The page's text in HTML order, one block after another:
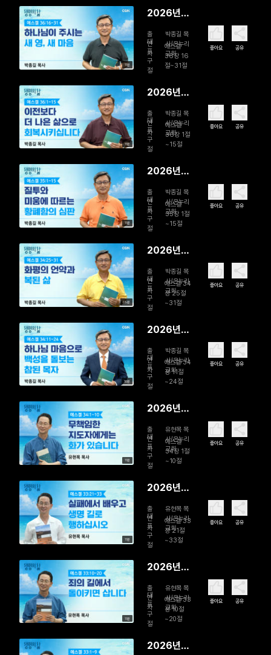
은혜
11분
2026년
일 하나님
이 주시는
새 영, 새 마
음
출
연
자
박종길 목
사/온누리
교회
대
표
구
절
에스겔
36장 16
절~31절
좋아요 공유
11분
2026년
일 이전보
다 더 나은
삶으로 회
복시킵니다
출
연
자
박종길 목
사/온누리
교회
대
표
구
절
에스겔
36장 1절
~15절
좋아요 공유
11분
2026년
일 질투와
미움에 따
르는 황폐
함의 심판
출
연
자
박종길 목
사/온누리
교회
대
표
구
절
에스겔
35장 1절
~15절
좋아요 공유
09분
2026년
일 화평의
언약과 복
된 삶
출
연
자
박종길 목
사/온누리
교회
대
표
구
절
에스겔 34
장 25절
~31절
좋아요 공유
10분
2026년
일 하나님
마음으로
백성을 돌
보는 참된
출
연
자
박종길 목
사/온누리
교회
대
표
구
절
에스겔 34
장 11절
~24절
좋아요 공유
11분
2026년
무책임한
지도자에게
는 화가 있
습니다
출
연
자
유현목 목
사/온누리
교회
대
표
구
절
에스겔
34장 1절
~10절
좋아요 공유
11분
2026년
실패에서
배우고 생
명 길로 행
하십시오
출
연
자
유현목 목
사/온누리
교회
대
표
구
절
에스겔 33
장 21절
~33절
좋아요 공유
11분
2026년
일 죄의 길
에서 돌이
키면 삽니
다
출
연
자
유현목 목
사/온누리
교회
대
표
구
절
에스겔 33
장 10절
~20절
좋아요 공유
2026년